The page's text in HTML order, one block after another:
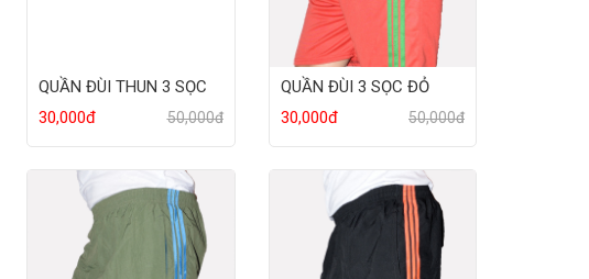
QUẦN ĐÙI THUN 3 SỌC
30,000đ
50,000đ
QUẦN ĐÙI 3 SỌC ĐỎ
30,000đ
50,000đ